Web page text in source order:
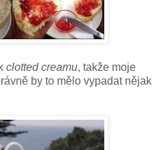
clotted creamu, takže moje
by to mělo vypadat nějak